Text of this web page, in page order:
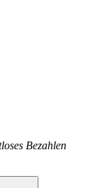
Bezahlen